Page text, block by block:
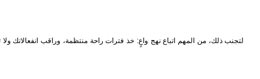
لتجنب ذلك، من المهم اتباع نهج واعٍ: خذ فترات راحة منتظمة، وراقب انفعالاتك